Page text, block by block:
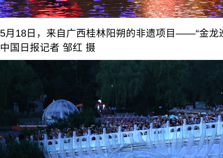
5月18日，来自广西桂林阳朔的非遗项目——“金龙
中国日报记者 邹红 摄